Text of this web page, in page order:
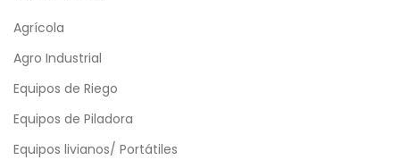
Agrícola
Agro Industrial
Equipos de Riego
Equipos de Piladora
Equipos livianos/ Portátiles